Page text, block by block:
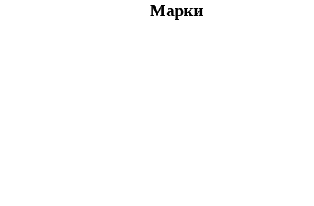
Марки